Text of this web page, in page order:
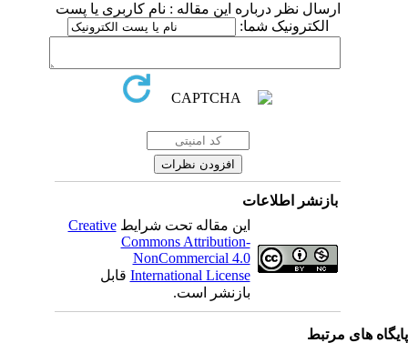
ارسال نظر درباره این مقاله : نام کاربری یا پست
الکترونیک شما:
بازنشر اطلاعات
این مقاله تحت شرایطCreative
Commons Attribution-
NonCommercial 4.0
International Licenseقابل
بازنشر است.
های مرتبط